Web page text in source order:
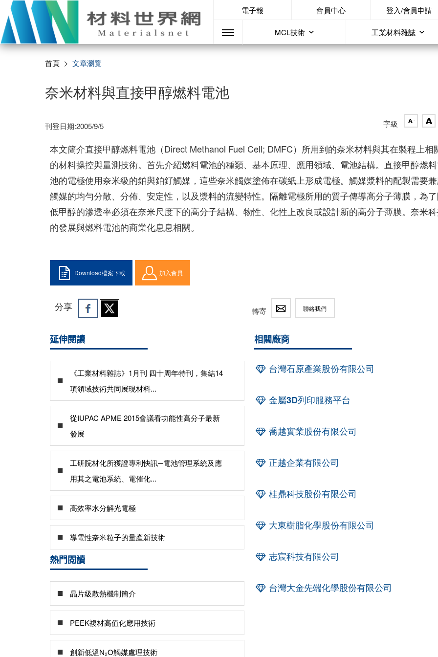
電子報 會員中心 登入/會員申請
MCL技術 工業材料雜誌
首頁 文章瀏覽
奈米材料與直接甲醇燃料電池
刊登日期:2005/9/5 字級
本文簡介直接甲醇燃料電池（Direct Methanol Fuel Cell; DMFC）所用到的奈米材料與其在製程上相
的材料操控與量測技術。首先介紹燃料電池的種類、基本原理、應用領域、電池結構。直接甲醇燃
池的電極使用奈米級的鉑與鉑釕觸媒，這些奈米觸媒塗佈在碳紙上形成電極。觸媒漿料的配製需要
觸媒的均勻分散、分佈、安定性，以及漿料的流變特性。隔離電極所用的質子傳導高分子薄膜，為
低甲醇的滲透率必須在奈米尺度下的高分子結構、物性、化性上改良或設計新的高分子薄膜。奈米
的發展與燃料電池的商業化息息相關。
Download檔案下載 加入會員
分享 轉寄 聯絡我們
延伸閱讀
《工業材料雜誌》1月刊 四十周年特刊，集結14
項領域技術共同展現材料...
從IUPAC APME 2015會議看功能性高分子最新
發展
工研院材化所獲證專利快訊─電池管理系統及應
用其之電池系統、電催化...
高效率水分解光電極
導電性奈米粒子的量產新技術
熱門閱讀
晶片級散熱機制簡介
PEEK複材高值化應用技術
創新低溫N₂O觸媒處理技術
相關廠商
台灣石原產業股份有限公司
金屬3D列印服務平台
喬越實業股份有限公司
正越企業有限公司
桂鼎科技股份有限公司
大東樹脂化學股份有限公司
志宸科技有限公司
台灣大金先端化學股份有限公司